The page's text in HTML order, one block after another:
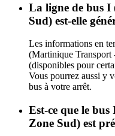
La ligne de bus
Sud) est-elle
Les informations en
(Martinique Transport
(disponibles pour
Vous pourrez aussi y
bus à votre arrêt.
Est-ce que le
Zone Sud) est